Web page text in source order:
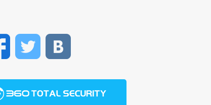
FacebookTwitter